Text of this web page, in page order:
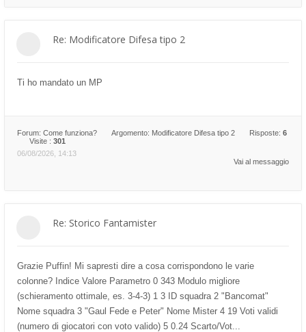
Re: Modificatore Difesa tipo 2
Ti ho mandato un MP
Forum: Come funziona? Argomento: Modificatore Difesa tipo 2 Risposte: 6
Visite : 301
06/08/2026, 14:13
Vai al messaggio
Re: Storico Fantamister
Grazie Puffin! Mi sapresti dire a cosa corrispondono le varie
colonne? Indice Valore Parametro 0 343 Modulo migliore
(schieramento ottimale, es. 3-4-3) 1 3 ID squadra 2 "Bancomat"
Nome squadra 3 "Gaul Fede e Peter" Nome Mister 4 19 Voti validi
(numero di giocatori con voto valido) 5 0.24 Scarto/Vot...